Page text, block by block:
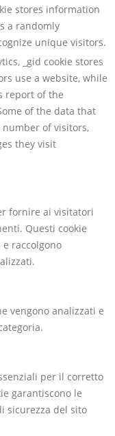
stores information
a randomly
unique visitors.
_gid cookie stores
use a website, while
report of the
of the data that
of visitors,
they visit
fornire ai visitatori
Questi cookie
raccolgono
vengono analizzati e
per il corretto
garantiscono le
sicurezza del sito